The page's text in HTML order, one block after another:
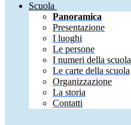
Scuola
Panoramica
Presentazione
I luoghi
Le persone
I numeri della scuola
Le carte della scuola
Organizzazione
La storia
Contatti